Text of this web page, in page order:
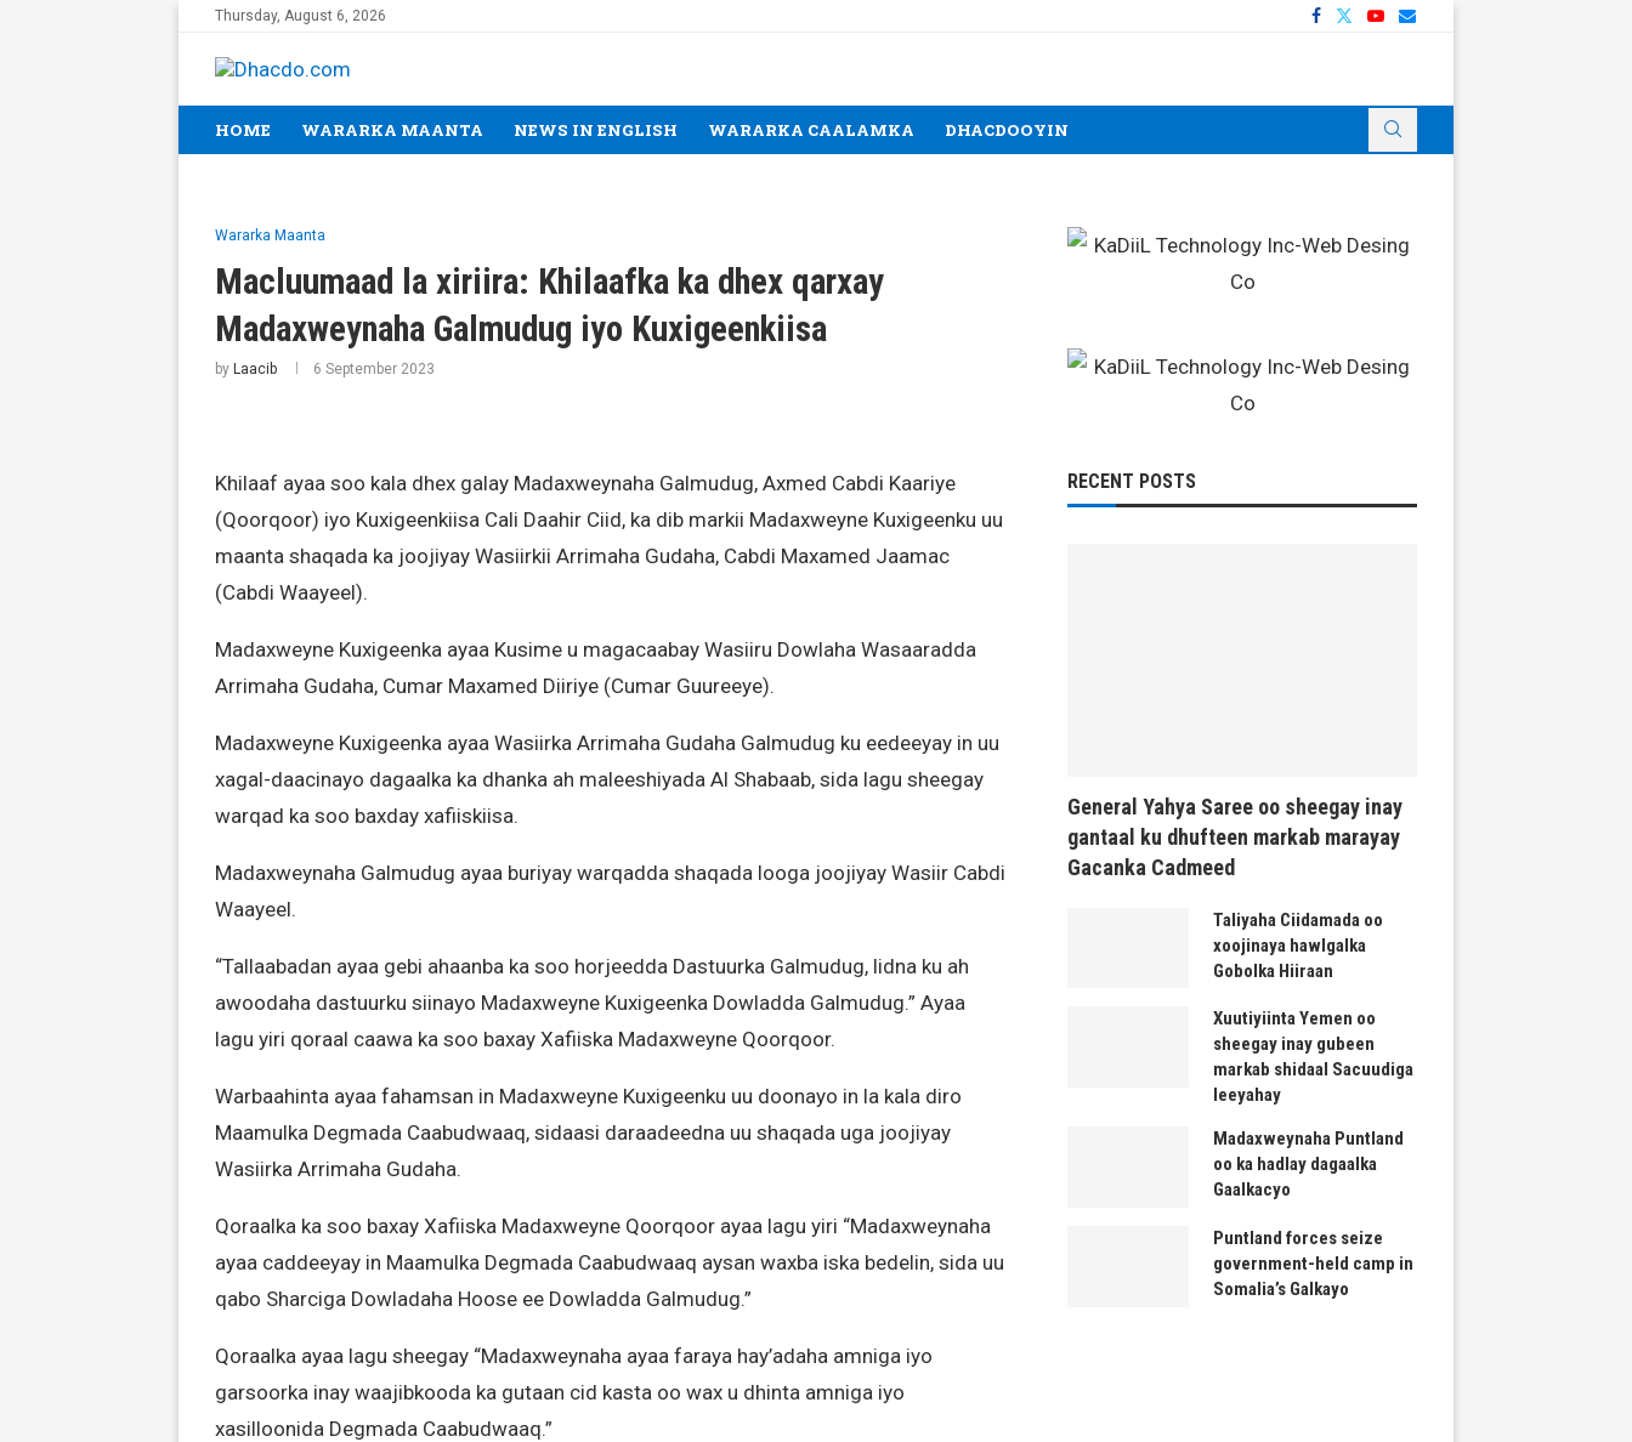
Thursday, August 6, 2026
HOME WARARKA MAANTA NEWS IN ENGLISH WARARKA CAALAMKA DHACDOOYIN
Wararka Maanta
Macluumaad la xiriira: Khilaafka ka dhex qarxay
Madaxweynaha Galmudug iyo Kuxigeenkiisa
by Laacib 6 September 2023
Khilaaf ayaa soo kala dhex galay Madaxweynaha Galmudug, Axmed Cabdi Kaariye
(Qoorqoor) iyo Kuxigeenkiisa Cali Daahir Ciid, ka dib markii Madaxweyne Kuxigeenku uu
maanta shaqada ka joojiyay Wasiirkii Arrimaha Gudaha, Cabdi Maxamed Jaamac
(Cabdi Waayeel).
Madaxweyne Kuxigeenka ayaa Kusime u magacaabay Wasiiru Dowlaha Wasaaradda
Arrimaha Gudaha, Cumar Maxamed Diiriye (Cumar Guureeye).
Madaxweyne Kuxigeenka ayaa Wasiirka Arrimaha Gudaha Galmudug ku eedeeyay in uu
xagal-daacinayo dagaalka ka dhanka ah maleeshiyada Al Shabaab, sida lagu sheegay
warqad ka soo baxday xafiiskiisa.
Madaxweynaha Galmudug ayaa buriyay warqadda shaqada looga joojiyay Wasiir Cabdi
Waayeel.
“Tallaabadan ayaa gebi ahaanba ka soo horjeedda Dastuurka Galmudug, lidna ku ah
awoodaha dastuurku siinayo Madaxweyne Kuxigeenka Dowladda Galmudug.” Ayaa
lagu yiri qoraal caawa ka soo baxay Xafiiska Madaxweyne Qoorqoor.
Warbaahinta ayaa fahamsan in Madaxweyne Kuxigeenku uu doonayo in la kala diro
Maamulka Degmada Caabudwaaq, sidaasi daraadeedna uu shaqada uga joojiyay
Wasiirka Arrimaha Gudaha.
Qoraalka ka soo baxay Xafiiska Madaxweyne Qoorqoor ayaa lagu yiri “Madaxweynaha
ayaa caddeeyay in Maamulka Degmada Caabudwaaq aysan waxba iska bedelin, sida uu
qabo Sharciga Dowladaha Hoose ee Dowladda Galmudug.”
Qoraalka ayaa lagu sheegay “Madaxweynaha ayaa faraya hay’adaha amniga iyo
garsoorka inay waajibkooda ka gutaan cid kasta oo wax u dhinta amniga iyo
xasilloonida Degmada Caabudwaaq.”
RECENT POSTS
General Yahya Saree oo sheegay inay
gantaal ku dhufteen markab marayay
Gacanka Cadmeed
Taliyaha Ciidamada oo
xoojinaya hawlgalka
Gobolka Hiiraan
Xuutiyiinta Yemen oo
sheegay inay gubeen
markab shidaal Sacuudiga
leeyahay
Madaxweynaha Puntland
oo ka hadlay dagaalka
Gaalkacyo
Puntland forces seize
government-held camp in
Somalia’s Galkayo